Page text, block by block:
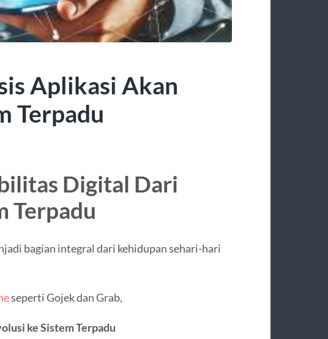
Aplikasi Akan
Terpadu
Digital Dari
Terpadu
bagian integral dari kehidupan sehari-hari
seperti Gojek dan Grab,
ke Sistem Terpadu